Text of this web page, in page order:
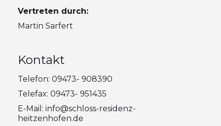
Vertreten durch:
Martin Sarfert
Kontakt
Telefon: 09473- 908390
Telefax: 09473- 951435
E-Mail: info@schloss-residenz-
heitzenhofen.de